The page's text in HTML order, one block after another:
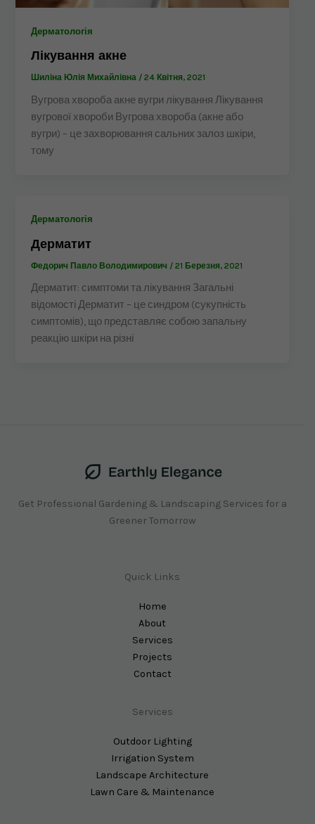
Дерматологія
Лікування акне
Шиліна Юлія Михайлівна /24 Квітня, 2021
Вугрова хвороба акне вугри лікування Лікування
вугрової хвороби Вугрова хвороба (акне або
вугри) – це захворювання сальних залоз шкіри,
тому
Дерматологія
Дерматит
Федорич Павло Володимирович /21 Березня, 2021
Дерматит: симптоми та лікування Загальні
відомості Дерматит – це синдром (сукупність
симптомів), що представляє собою запальну
реакцію шкіри на різні
Get Professional Gardening & Landscaping Services for a
Greener Tomorrow
Quick Links
Home
About
Services
Projects
Contact
Services
Outdoor Lighting
Irrigation System
Landscape Architecture
Lawn Care & Maintenance